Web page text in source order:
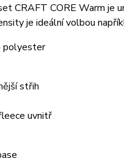
CRAFT CORE Warm je
je ideální volbou
polyester
střih
uvnitř